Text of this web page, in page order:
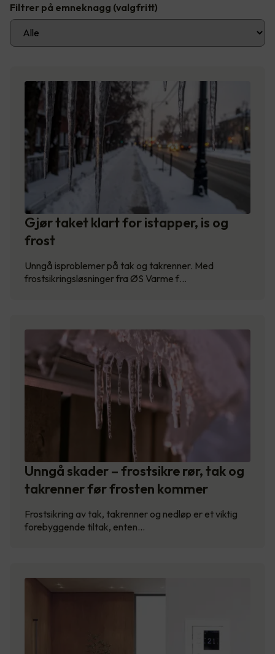
Filtrer på emneknagg (valgfritt)
Gjør taket klart for istapper, is og
frost
Unngå isproblemer på tak og takrenner. Med
frostsikringsløsninger fra ØS Varme f…
Unngå skader – frostsikre rør, tak og
takrenner før frosten kommer
Frostsikring av tak, takrenner og nedløp er et viktig
forebyggende tiltak, enten…